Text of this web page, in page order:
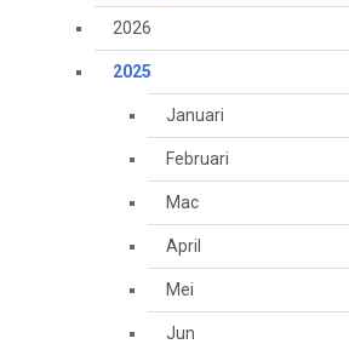
2026
2025
Januari
Februari
Mac
April
Mei
Jun